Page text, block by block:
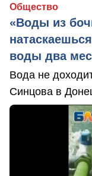
Общество
«Воды из
воды два
Вода не
Синцова в